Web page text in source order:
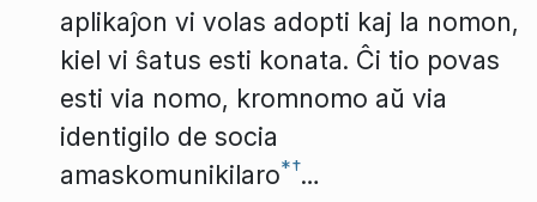
aplikaĵon vi volas adopti kaj la nomon,
kiel vi ŝatus esti konata. Ĉi tio povas
esti via nomo, kromnomo aŭ via
identigilo de socia
amaskomunikilaro*†…